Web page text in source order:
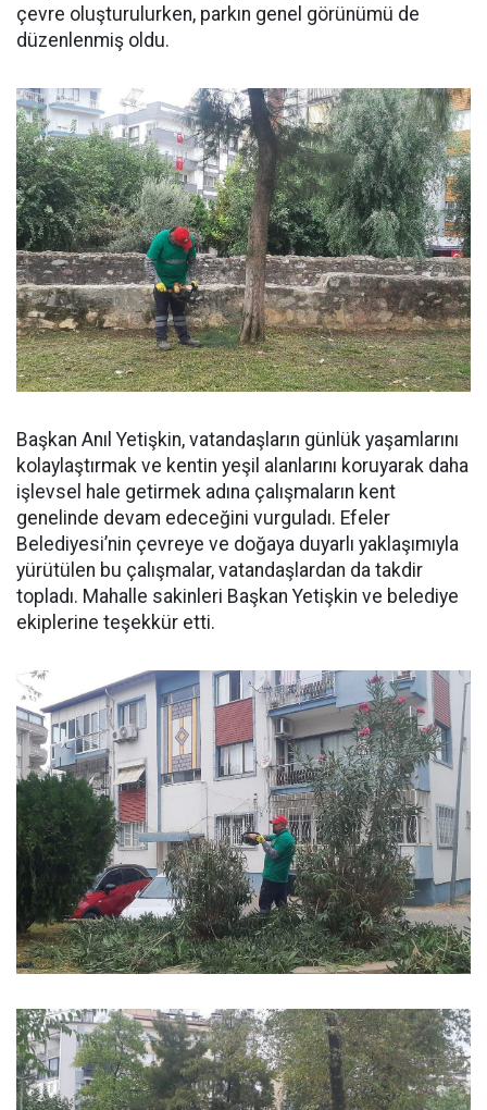
çevre oluşturulurken, parkın genel görünümü de
düzenlenmiş oldu.
Başkan Anıl Yetişkin, vatandaşların günlük yaşamlarını
kolaylaştırmak ve kentin yeşil alanlarını koruyarak daha
işlevsel hale getirmek adına çalışmaların kent
genelinde devam edeceğini vurguladı. Efeler
Belediyesi’nin çevreye ve doğaya duyarlı yaklaşımıyla
yürütülen bu çalışmalar, vatandaşlardan da takdir
topladı. Mahalle sakinleri Başkan Yetişkin ve belediye
ekiplerine teşekkür etti.